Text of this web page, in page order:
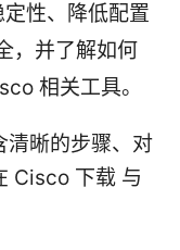
性、降低配置
，并了解如何
相关工具。
清晰的步骤、对
Cisco 下载 与